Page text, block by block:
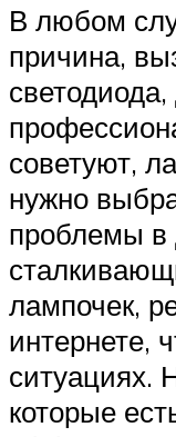
В любом
причина,
советуют,
нужно
проблемы в
лампочек,
интернете,
ситуациях.
которые